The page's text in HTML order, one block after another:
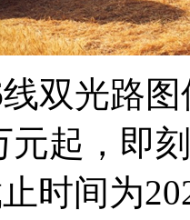
双光路
元起，即
时间为